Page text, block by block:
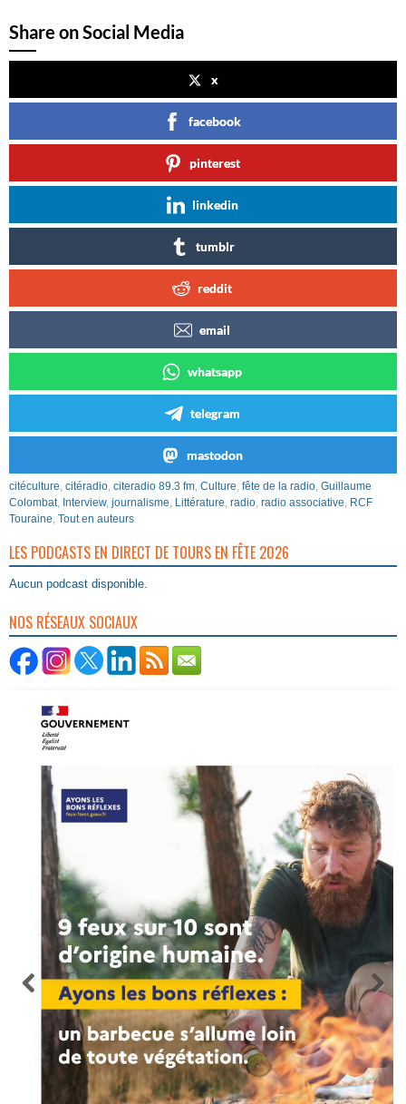
Share on Social Media
x
facebook
pinterest
linkedin
tumblr
reddit
email
whatsapp
telegram
mastodon
citéculture, citéradio, citeradio 89.3 fm, Culture, fête de la radio, Guillaume
Colombat, Interview, journalisme, Littérature, radio, radio associative, RCF
Touraine, Tout en auteurs
LES PODCASTS EN DIRECT DE TOURS EN FÊTE 2026
Aucun podcast disponible.
NOS RÉSEAUX SOCIAUX